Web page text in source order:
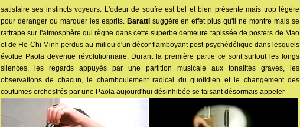
satisfaire ses instincts voyeurs. L'odeur de soufre est bel et bien présente mais trop légère
pour déranger ou marquer les esprits. Barattisuggère en effet plus qu'il ne montre mais se
rattrape sur l'atmosphère qui règne dans cette superbe demeure tapissée de posters de Mao
et de Ho Chi Minh perdus au milieu d'un décor flamboyant post psychédélique dans lesquels
évolue Paola devenue révolutionnaire. Durant la première partie ce sont surtout les longs
silences, les regards appuyés par une partition musicale aux tonalités graves, les
observations de chacun, le chamboulement radical du quotidien et le changement des
coutumes orchestrés par une Paola aujourd'hui désinhibée se faisant désormais appeler